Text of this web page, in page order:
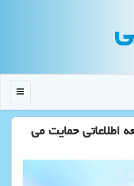
منو
اطلاعاتی حمایت می